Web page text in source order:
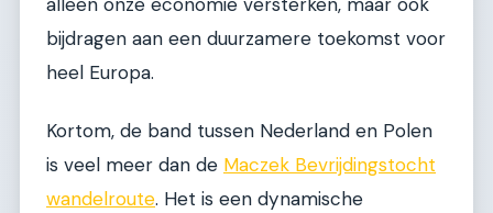
bijdragen aan een duurzamere toekomst voor
heel Europa.
Kortom, de band tussen Nederland en Polen
is veel meer dan de Maczek Bevrijdingstocht
wandelroute. Het is een dynamische